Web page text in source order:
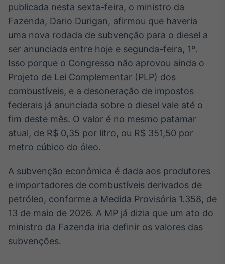
integração de
conteúdos e
dados
Broadcast
Ticker
Cotações e
headlines de
notícias
Broadcast
Widgets
Broadcast
Wallboard
Conteúdos e
dados para
publicada nesta sexta-feira, o ministro da
Fazenda, Dario Durigan, afirmou que haveria
uma nova rodada de subvenção para o diesel a
ser anunciada entre hoje e segunda-feira, 1º.
Isso porque o Congresso não aprovou ainda o
Projeto de Lei Complementar (PLP) dos
combustíveis, e a desoneração de impostos
federais já anunciada sobre o diesel vale até o
fim deste mês. O valor é no mesmo patamar
atual, de R$ 0,35 por litro, ou R$ 351,50 por
metro cúbico do óleo.
A subvenção econômica é dada aos produtores
e importadores de combustíveis derivados de
petróleo, conforme a Medida Provisória 1.358, de
13 de maio de 2026. A MP já dizia que um ato do
ministro da Fazenda iria definir os valores das
subvenções.